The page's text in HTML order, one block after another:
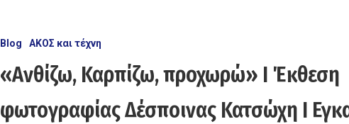
Blog ΑΚΟΣ και τέχνη
«Ανθίζω, Καρπίζω, προχωρώ» I Έκθεση
φωτογραφίας Δέσποινας Κατσώχη I